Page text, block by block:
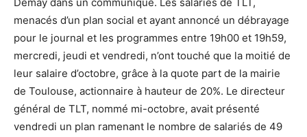
menacés d’un plan social et ayant annoncé un débrayage
pour le journal et les programmes entre 19h00 et 19h59,
mercredi, jeudi et vendredi, n’ont touché que la moitié de
leur salaire d’octobre, grâce à la quote part de la mairie
de Toulouse, actionnaire à hauteur de 20%. Le directeur
général de TLT, nommé mi-octobre, avait présenté
vendredi un plan ramenant le nombre de salariés de 49